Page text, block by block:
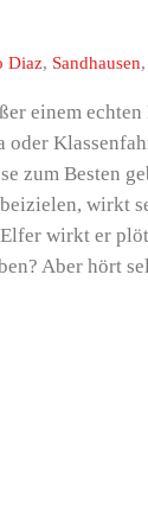
Diaz, Sandhausen,
einem
zum Besten
wirkt
wirkt er
Aber hört